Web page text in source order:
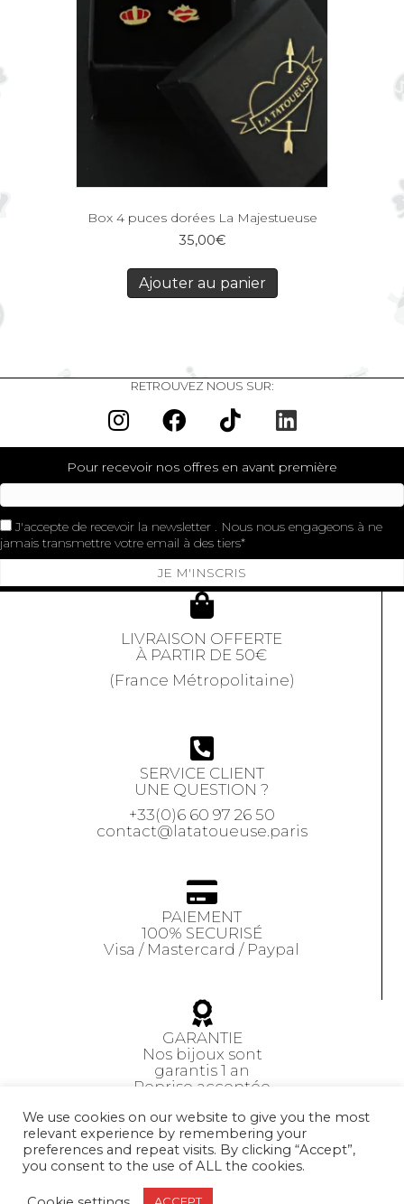
Box 4 puces dorées La Majestueuse
35,00€
Ajouter au panier
RETROUVEZ NOUS SUR:
Pour recevoir nos offres en avant première
J'accepte de recevoir la newsletter . Nous nous engageons à ne
jamais transmettre votre email à des tiers
JE M'INSCRIS
LIVRAISON OFFERTE
À PARTIR DE 50€
(France Métropolitaine)
SERVICE CLIENT
UNE QUESTION ?
+33(0)6 60 97 26 50
contact@latatoueuse.paris
PAIEMENT
100% SECURISÉ
Visa / Mastercard / Paypal
GARANTIE
Nos bijoux sont
garantis 1 an
Reprise acceptée
CGV
We use cookies on our website to give you the most
relevant experience by remembering your
preferences and repeat visits. By clicking “Accept”,
you consent to the use of ALL the cookies.